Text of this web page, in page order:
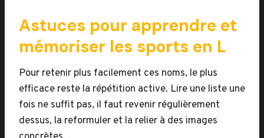
Astuces pour apprendre et
mémoriser les sports en L
Pour retenir plus facilement ces noms, le plus
efficace reste la répétition active. Lire une liste une
fois ne suffit pas, il faut revenir régulièrement
dessus, la reformuler et la relier à des images